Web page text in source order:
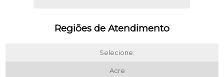
Regiões de Atendimento
Selecione:
Acre